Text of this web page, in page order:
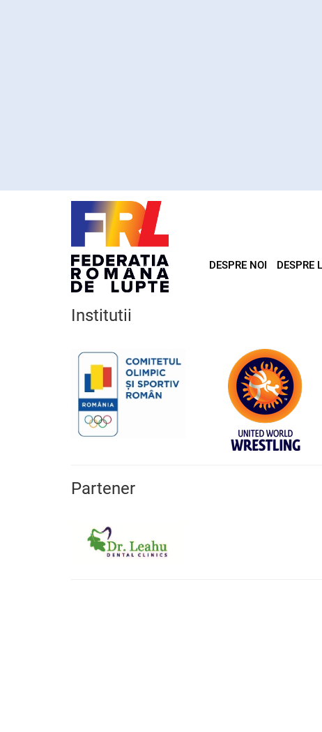
DESPRE NOI DESPRE
Institutii
Partener